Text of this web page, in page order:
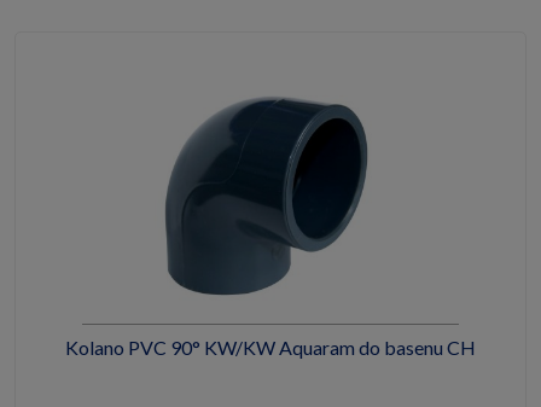
Kolano PVC 90° KW/KW Aquaram do basenu CH